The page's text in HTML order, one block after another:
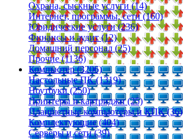
Охрана, сыскные услуги (14)
Интернет, программы, сети (160)
Юридические услуги (236)
Финансы и аудит (12)
Домашний персонал (25)
Прочие (1136)
Компьютер (3206)
Настольные ПК (1319)
Ноутбуки (250)
Принтеры и картриджи (25)
Планшетные компьютеры и КПК (36)
Комплектующие (404)
Серверы и сети (39)